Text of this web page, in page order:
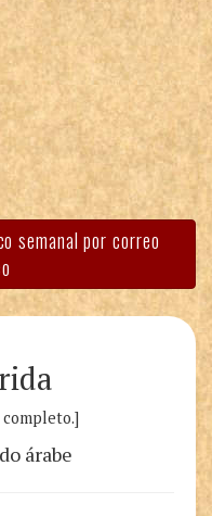
semanal por correo
árabe